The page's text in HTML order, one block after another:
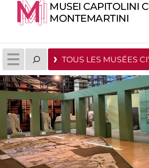
MUSEI CAPITOLINI
MONTEMARTINI
TOUS LES MUSÉES